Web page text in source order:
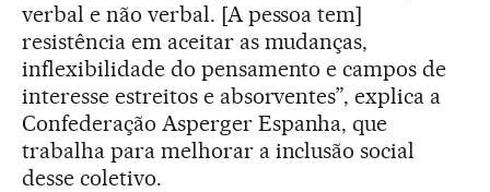
verbal e não verbal. [A pessoa tem]
resistência em aceitar as mudanças,
inflexibilidade do pensamento e campos de
interesse estreitos e absorventes”, explica a
Confederação Asperger Espanha, que
trabalha para melhorar a inclusão social
desse coletivo.